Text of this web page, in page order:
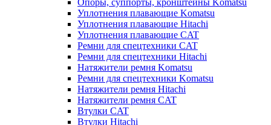
Опоры, суппорты, кронштейны Komatsu
Уплотнения плавающие Komatsu
Уплотнения плавающие Hitachi
Уплотнения плавающие CAT
Ремни для спецтехники CAT
Ремни для спецтехники Hitachi
Натяжители ремня Komatsu
Ремни для спецтехники Komatsu
Натяжители ремня Hitachi
Натяжители ремня CAT
Втулки CAT
Втулки Hitachi